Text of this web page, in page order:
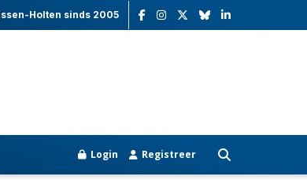
Holten sinds 2005
Login Registreer